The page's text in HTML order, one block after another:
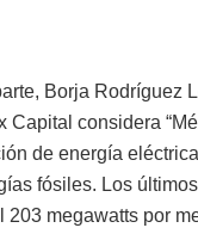
Borja Rodríguez
Capital considera
de energía
fósiles. Los
203 megawatts por